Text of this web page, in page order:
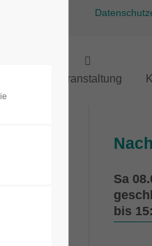
Veranstaltung
und
Sa
bis